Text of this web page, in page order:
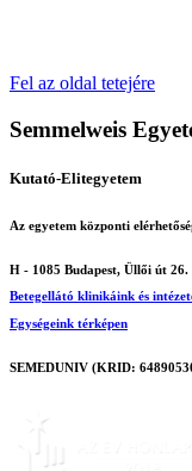
Fel az oldal tetejére
Semmelweis
Kutató-Elitegyetem
Az egyetem központi
H - 1085 Budapest, Üllői út 26.
Betegellátó klinikáink és
Egységeink térképen
SEMEDUNIV (KRID: